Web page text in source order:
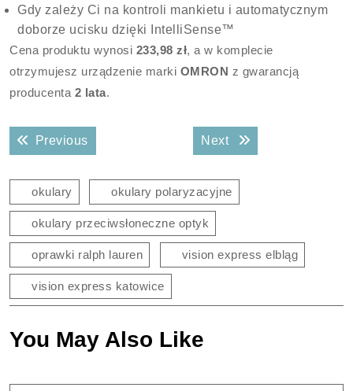
Gdy zależy Ci na kontroli mankietu i automatycznym
doborze ucisku dzięki IntelliSense™
Cena produktu wynosi 233,98 zł, a w komplecie
otrzymujesz urządzenie marki OMRON z gwarancją
producenta 2 lata.
Nawigacja
wpisuPreviousPrevious post: Next Next post:
okulary okulary polaryzacyjne
okulary przeciwsłoneczne optyk
oprawki ralph lauren vision express elbląg
vision express katowice
You May Also Like